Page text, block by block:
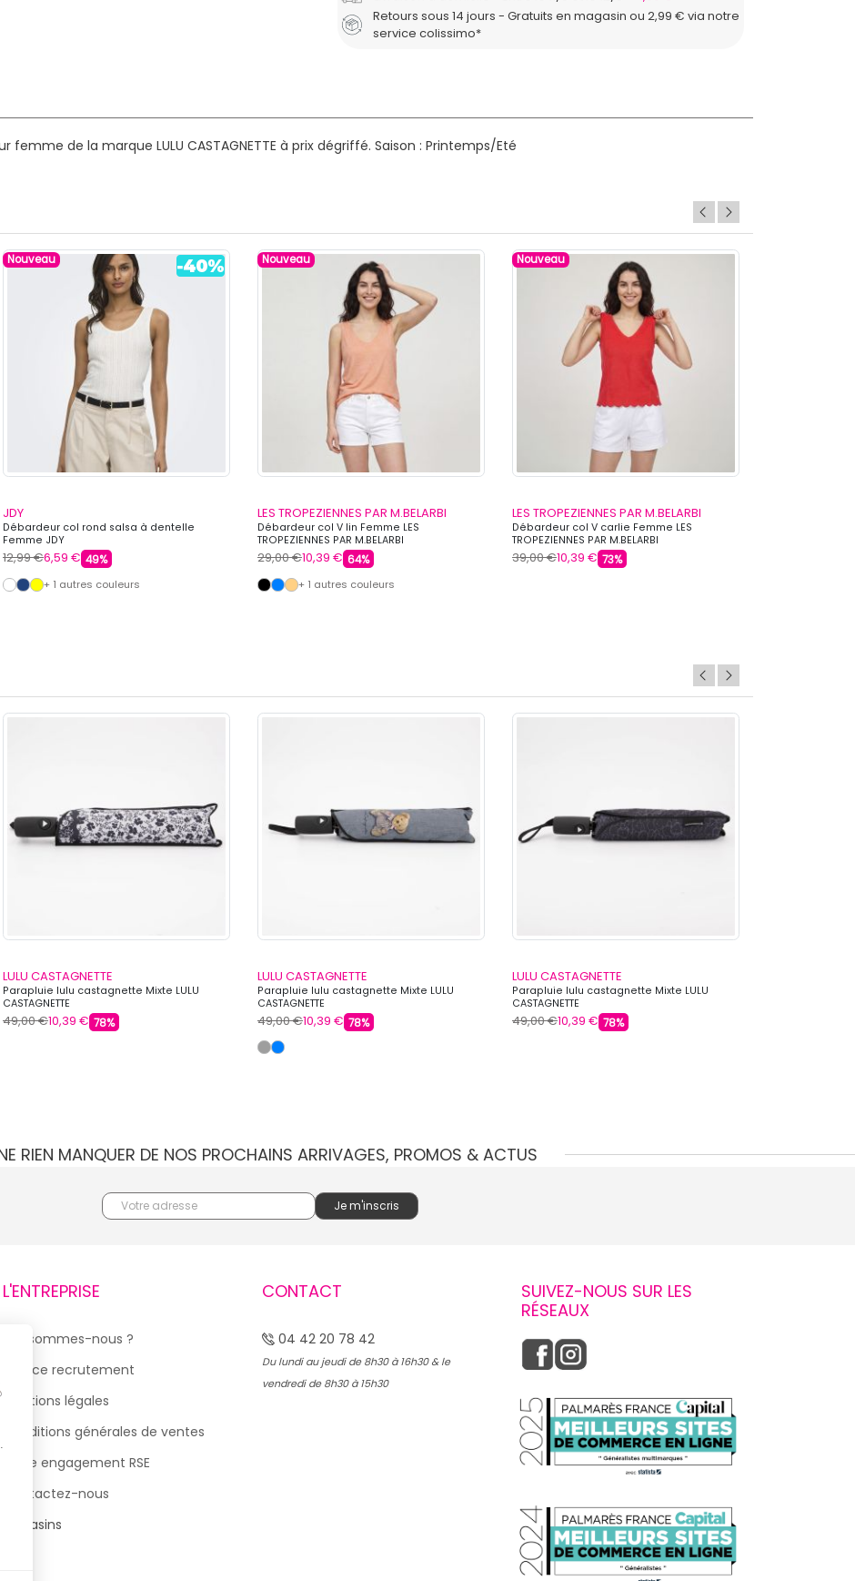
Retours sous 14 jours - Gratuits en magasin ou 2,99 € via notre
service colissimo*
de la marque LULU CASTAGNETTE à prix dégriffé. Saison : Printemps/Eté
Nouveau
JDY
Débardeur col rond salsa à dentelle
Femme JDY
12,99 €6,59 € 49%
+ 1 autres couleurs
Nouveau
LES TROPEZIENNES PAR M.BELARBI
Débardeur col V lin Femme LES
TROPEZIENNES PAR M.BELARBI
29,00 €10,39 € 64%
+ 1 autres couleurs
Nouveau
LES TROPEZIENNES PAR M.BELARBI
Débardeur col V carlie Femme LES
TROPEZIENNES PAR M.BELARBI
39,00 €10,39 € 73%
LULU CASTAGNETTE
Parapluie lulu castagnette Mixte LULU
CASTAGNETTE
49,00 €10,39 € 78%
LULU CASTAGNETTE
Parapluie lulu castagnette Mixte LULU
CASTAGNETTE
49,00 €10,39 € 78%
LULU CASTAGNETTE
Parapluie lulu castagnette Mixte LULU
CASTAGNETTE
49,00 €10,39 € 78%
RIEN MANQUER DE NOS PROCHAINS ARRIVAGES, PROMOS & ACTUS
L'ENTREPRISE
Qui sommes-nous ?
Espace recrutement
Mentions légales
Conditions générales de ventes
Notre engagement RSE
Contactez-nous
Magasins
CONTACT
04 42 20 78 42
Du lundi au jeudi de 8h30 à 16h30 & le
vendredi de 8h30 à 15h30
SUIVEZ-NOUS SUR LES
RÉSEAUX